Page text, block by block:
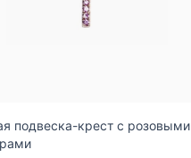
подвеска-крест с розовыми